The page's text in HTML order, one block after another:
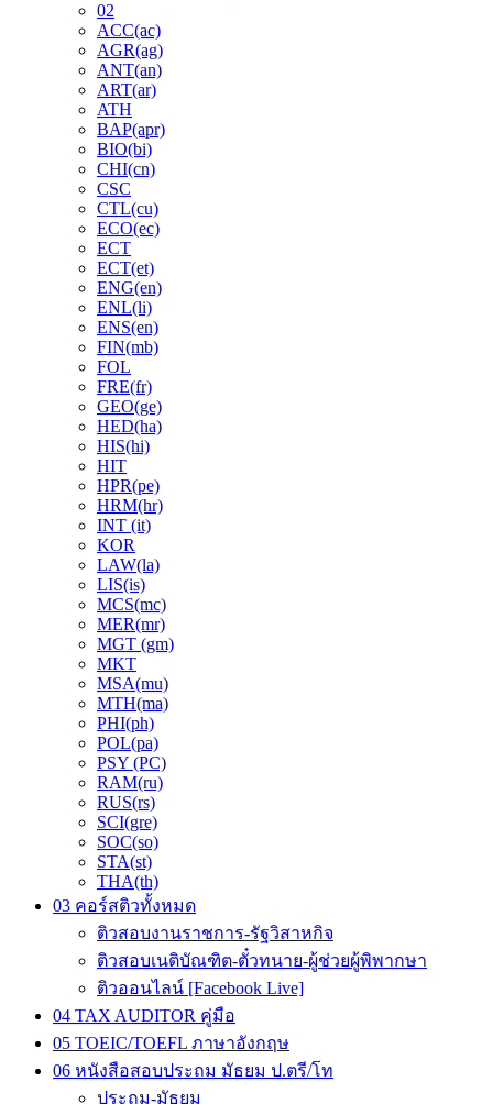
02
ACC(ac)
AGR(ag)
ANT(an)
ART(ar)
ATH
BAP(apr)
BIO(bi)
CHI(cn)
CSC
CTL(cu)
ECO(ec)
ECT
ECT(et)
ENG(en)
ENL(li)
ENS(en)
FIN(mb)
FOL
FRE(fr)
GEO(ge)
HED(ha)
HIS(hi)
HIT
HPR(pe)
HRM(hr)
INT (it)
KOR
LAW(la)
LIS(is)
MCS(mc)
MER(mr)
MGT (gm)
MKT
MSA(mu)
MTH(ma)
PHI(ph)
POL(pa)
PSY (PC)
RAM(ru)
RUS(rs)
SCI(gre)
SOC(so)
STA(st)
THA(th)
03 คอร์สติวทั้งหมด
ติวสอบงานราชการ-รัฐวิสาหกิจ
ติวสอบเนติบัณฑิต-ตั๋วทนาย-ผู้ช่วยผู้พิพากษา
ติวออนไลน์ [Facebook Live]
04 TAX AUDITOR คู่มือ
05 TOEIC/TOEFL ภาษาอังกฤษ
06 หนังสือสอบประถม มัธยม ป.ตรี/โท
ประถม-มัธยม